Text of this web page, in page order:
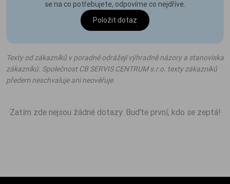
se na co potřebujete, odpovíme co nejdříve.
Položit dotaz
Texty od zákazníků v poradně odrážejí výhradně názory a stanoviska
zákazníků. Společnost CB SERVIS CENTRUM s.r.o. texty zákazníků
předem neschvaluje ani neověřuje.
Zatím zde nejsou žádné dotazy. Buďte první, kdo se zeptá!